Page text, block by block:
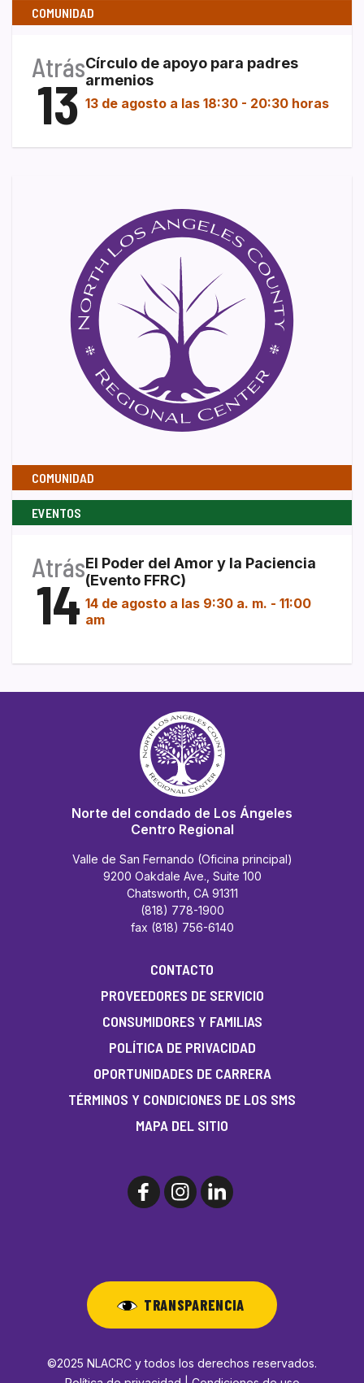
COMUNIDAD
Atrás
13
Círculo de apoyo para padres
armenios
13 de agosto a las 18:30 - 20:30 horas
COMUNIDAD
EVENTOS
Atrás
14
El Poder del Amor y la Paciencia
(Evento FFRC)
14 de agosto a las 9:30 a. m. - 11:00
am
Norte del condado de Los Ángeles
Centro Regional
Valle de San Fernando (Oficina principal)
9200 Oakdale Ave., Suite 100
Chatsworth, CA 91311
(818) 778-1900
fax (818) 756-6140
CONTACTO
PROVEEDORES DE SERVICIO
CONSUMIDORES Y FAMILIAS
POLÍTICA DE PRIVACIDAD
OPORTUNIDADES DE CARRERA
TÉRMINOS Y CONDICIONES DE LOS SMS
MAPA DEL SITIO
TRANSPARENCIA
©2025 NLACRC y todos los derechos reservados.